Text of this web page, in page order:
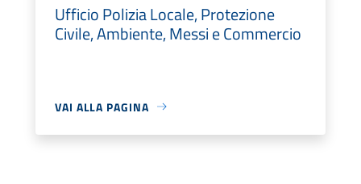
Ufficio Polizia Locale, Protezione
Civile, Ambiente, Messi e Commercio
VAI ALLA PAGINA